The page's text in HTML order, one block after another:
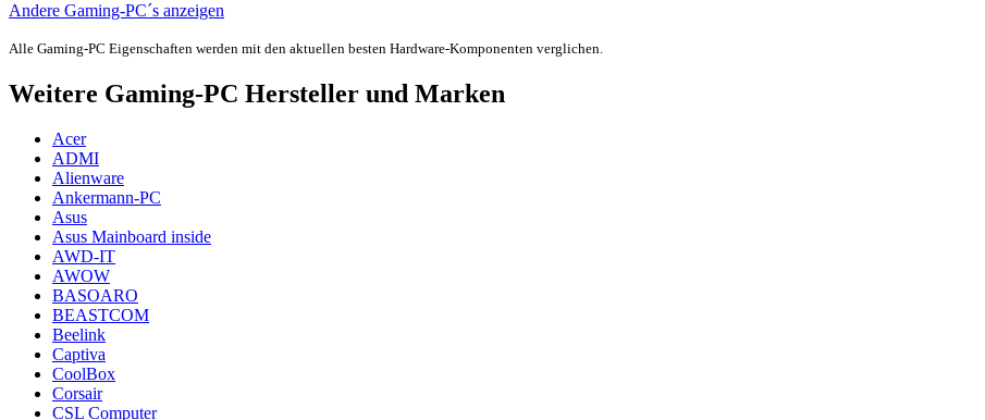
Andere Gaming-PC´s anzeigen
Alle Gaming-PC Eigenschaften werden mit den aktuellen besten Hardware-Komponenten verglichen.
Weitere Gaming-PC Hersteller und Marken
Acer
ADMI
Alienware
Ankermann-PC
Asus
Asus Mainboard inside
AWD-IT
AWOW
BASOARO
BEASTCOM
Beelink
Captiva
CoolBox
Corsair
CSL Computer